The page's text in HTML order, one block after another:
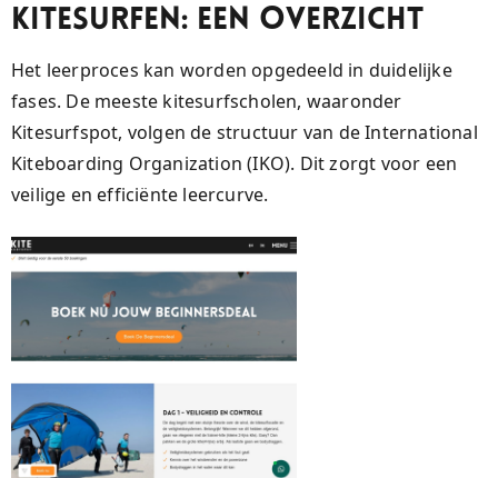
Kitesurfen: Een Overzicht
Het leerproces kan worden opgedeeld in duidelijke
fases. De meeste kitesurfscholen, waaronder
Kitesurfspot, volgen de structuur van de International
Kiteboarding Organization (IKO). Dit zorgt voor een
veilige en efficiënte leercurve.